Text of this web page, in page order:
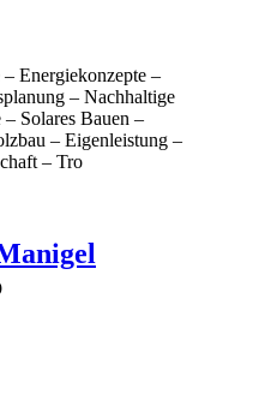
Energiekonzepte –
– Nachhaltige
Solares Bauen –
– Eigenleistung –
– Tro